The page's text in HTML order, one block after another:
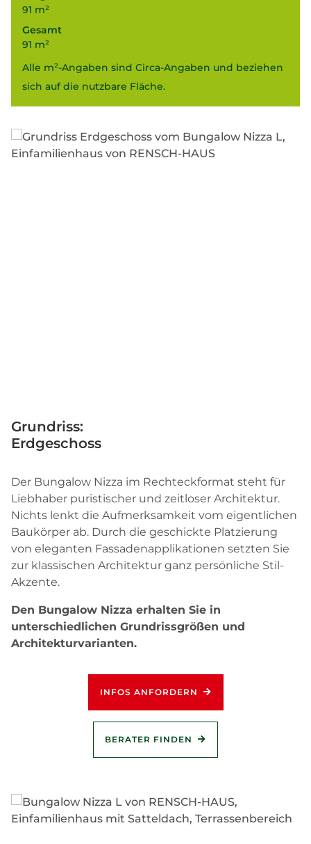
Grundriss:
Erdgeschoss
91 m²
Gesamt
91 m²
Alle m²-Angaben sind Circa-Angaben und beziehen
sich auf die nutzbare Fläche.
Der Bungalow Nizza im Rechteckformat steht für
Liebhaber puristischer und zeitloser Architektur.
Nichts lenkt die Aufmerksamkeit vom eigentlichen
Baukörper ab. Durch die geschickte Platzierung
von eleganten Fassadenapplikationen setzten Sie
zur klassischen Architektur ganz persönliche Stil-
Akzente.
Den Bungalow Nizza erhalten Sie in
unterschiedlichen Grundrissgrößen und
Architekturvarianten.
INFOS ANFORDERN
BERATER FINDEN